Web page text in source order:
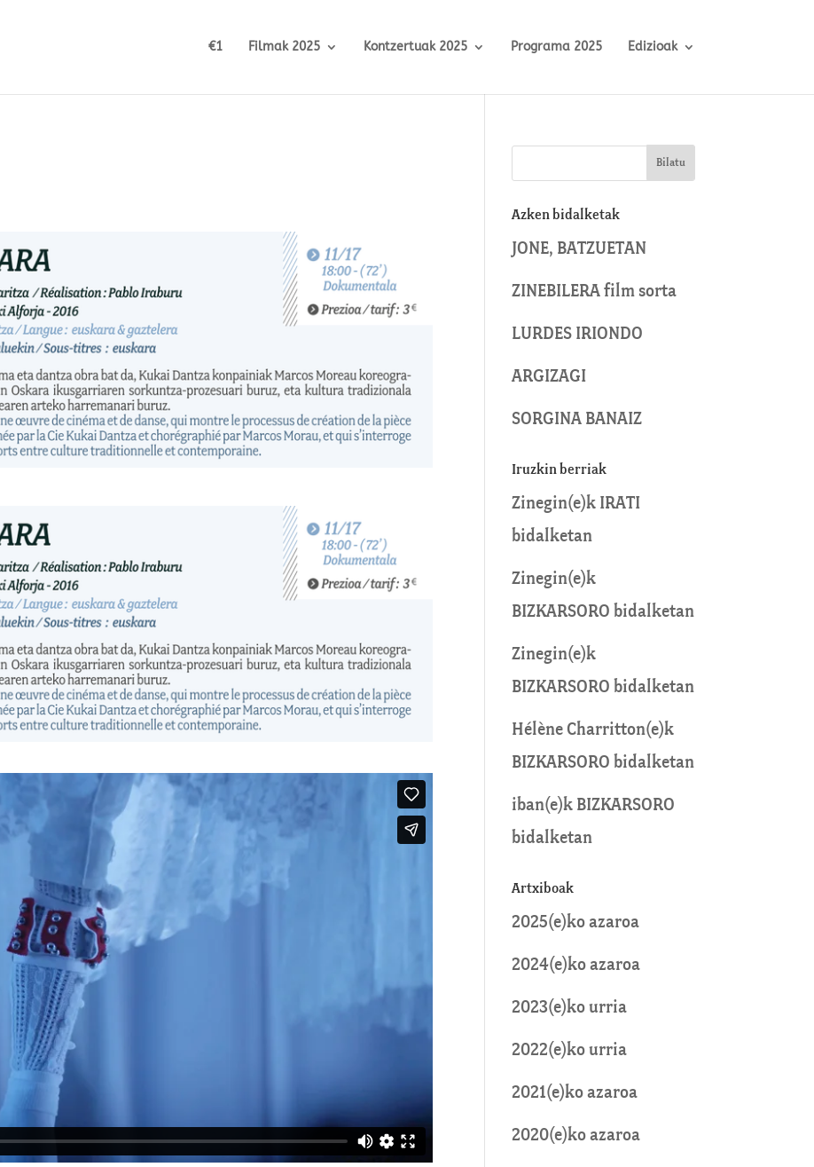
€1 Filmak 2025 Kontzertuak 2025 Programa 2025 Edizioak
Azken bidalketak
JONE, BATZUETAN
ZINEBILERA film sorta
LURDES IRIONDO
ARGIZAGI
SORGINA BANAIZ
Iruzkin berriak
Zinegin(e)k IRATI
bidalketan
Zinegin(e)k
BIZKARSORO bidalketan
Zinegin(e)k
BIZKARSORO bidalketan
Hélène Charritton(e)k
BIZKARSORO bidalketan
iban(e)k BIZKARSORO
bidalketan
Artxiboak
2025(e)ko azaroa
2024(e)ko azaroa
2023(e)ko urria
2022(e)ko urria
2021(e)ko azaroa
2020(e)ko azaroa